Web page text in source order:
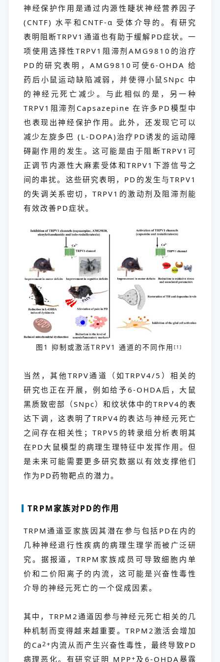
神经保护作用是通过内源性睫状神经营养因子
(CNTF) 水平和CNTF-α 受体介导的。有研究
表明阻断TRPV1通道也有助于缓解PD症状。一
项使用选择性TRPV1阻滞剂AMG9810的治疗
PD的研究表明，AMG9810可使6-OHDA 给
药后小鼠运动缺陷减弱，并使得小鼠SNpc 中
的神经元死亡减少。与此相似的是，另一种
TRPV1阻滞剂Capsazepine 在许多PD模型中
也表现出神经保护作用。此外，还发现它可以
减少左旋多巴 (L-DOPA)治疗PD诱发的运动障
碍副作用的发生。这可能是由于阻断TRPV1可
正调节内源性大麻素受体和TRPV1下游信号之
间的串扰。这些研究表明，PD的发生与TRPV1
的失调关系密切，TRPV1的激动剂及阻滞剂能
有效改善PD症状。
图1 抑制或激活TRPV1 通道的不同作用 [1]
当然，其他TRPV通道（如TRPV4/5）相关的
研究也正在开展，例如给予6-OHDA后，大鼠
黑质致密部（SNpc）和纹状体中的TRPV4的表
达下调，这表明了TRPV4的表达与神经元死亡
之间存在相关性；TRPV5的转录组分析表明其
在PD大鼠模型的病理生理特征中发挥作用。但
是未来可能需要更多研究数据以有效支撑他们
作为PD药物靶点的潜力。
TRPM家族对PD的作用
TRPM通道亚家族因其潜在参与包括PD在内的
几种神经退行性疾病的病理生理学而被广泛研
究。据报道，TRPM家族成员可导致细胞内单
价和二价阳离子的内流，这可能是兴奋性毒性
介导的神经元死亡的一个促成因素。
其中，TRPM2通道因参与神经元死亡相关的几
种机制而变得越来越重要。TRPM2激活会增加
的Ca2+内流从而产生兴奋性毒性，最终导致PD
病理恶化。有研究证明 MPP+及6-OHDA暴露